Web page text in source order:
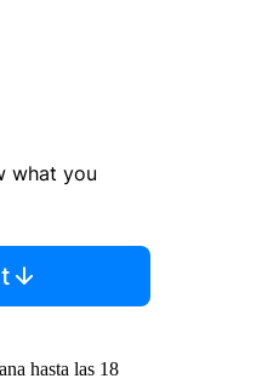
what you
hasta las 18